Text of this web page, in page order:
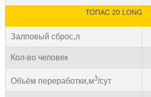
ТОПАС 20 LONG
Залповый сброс,л
Кол-во человек
Объём переработки,м3/сут